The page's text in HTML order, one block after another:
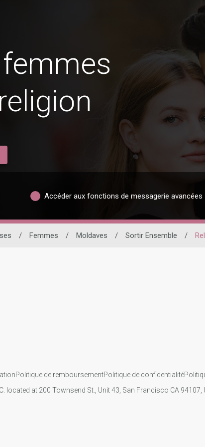
Accéder aux fonctions de messagerie avancées
/ Femmes / Moldaves / Sortir Ensemble /
Politique de remboursementPolitique de confidentialité
located at 200 Townsend St., Unit 43, San Francisco CA 94107,